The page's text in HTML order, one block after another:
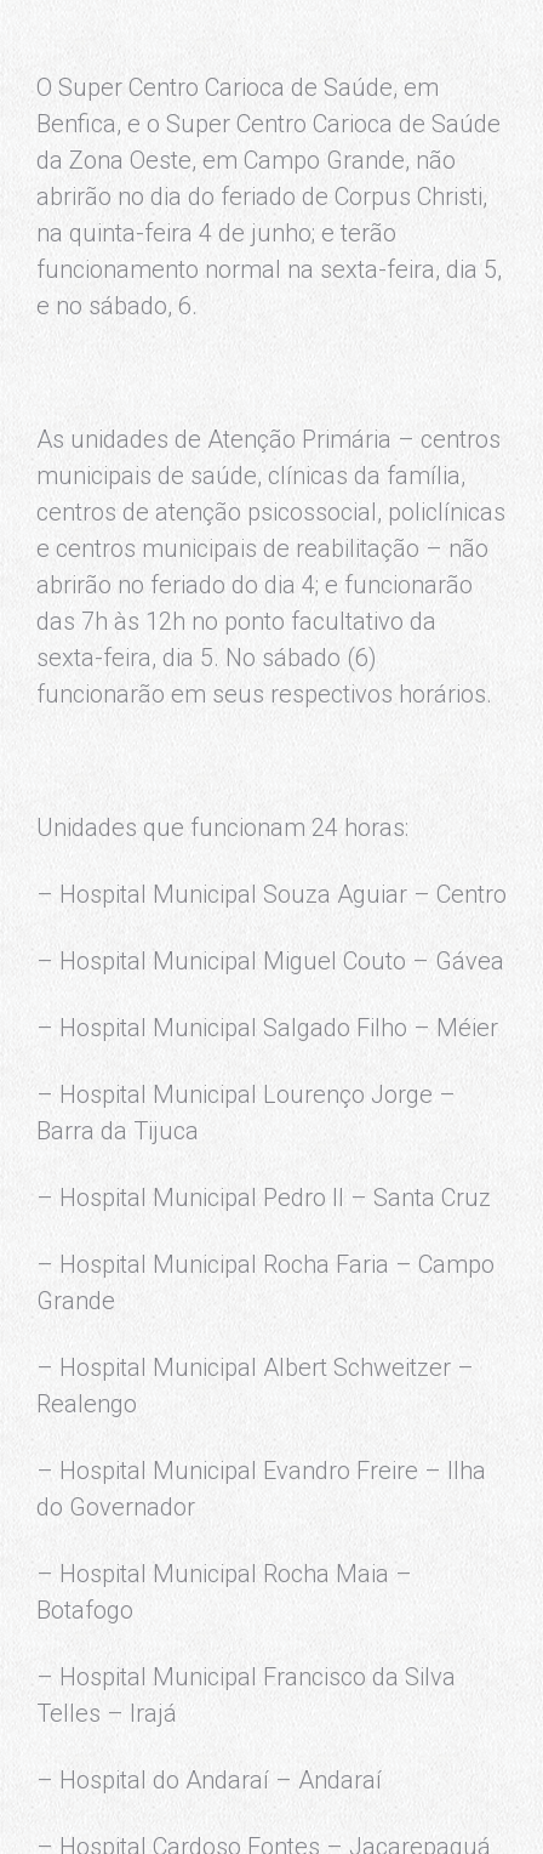
O Super Centro Carioca de Saúde, em
Benfica, e o Super Centro Carioca de Saúde
da Zona Oeste, em Campo Grande, não
abrirão no dia do feriado de Corpus Christi,
na quinta-feira 4 de junho; e terão
funcionamento normal na sexta-feira, dia 5,
e no sábado, 6.
As unidades de Atenção Primária – centros
municipais de saúde, clínicas da família,
centros de atenção psicossocial, policlínicas
e centros municipais de reabilitação – não
abrirão no feriado do dia 4; e funcionarão
das 7h às 12h no ponto facultativo da
sexta-feira, dia 5. No sábado (6)
funcionarão em seus respectivos horários.
Unidades que funcionam 24 horas:
– Hospital Municipal Souza Aguiar – Centro
– Hospital Municipal Miguel Couto – Gávea
– Hospital Municipal Salgado Filho – Méier
– Hospital Municipal Lourenço Jorge –
Barra da Tijuca
– Hospital Municipal Pedro II – Santa Cruz
– Hospital Municipal Rocha Faria – Campo
Grande
– Hospital Municipal Albert Schweitzer –
Realengo
– Hospital Municipal Evandro Freire – Ilha
do Governador
– Hospital Municipal Rocha Maia –
Botafogo
– Hospital Municipal Francisco da Silva
Telles – Irajá
– Hospital do Andaraí – Andaraí
– Hospital Cardoso Fontes – Jacarepaguá